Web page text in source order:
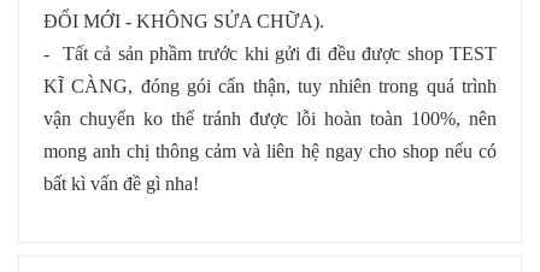
ĐỔI MỚI - KHÔNG SỬA CHỮA).
- Tất cả sản phầm trước khi gửi đi đều được shop TEST
KĨ CÀNG, đóng gói cẩn thận, tuy nhiên trong quá trình
vận chuyển ko thể tránh được lỗi hoàn toàn 100%, nên
mong anh chị thông cảm và liên hệ ngay cho shop nếu có
bất kì vấn đề gì nha!